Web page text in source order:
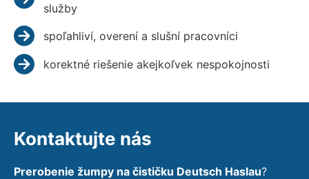
služby
spoľahliví, overení a slušní pracovníci
korektné riešenie akejkoľvek nespokojnosti
Kontaktujte nás
Prerobenie žumpy na čističku Deutsch Haslau?